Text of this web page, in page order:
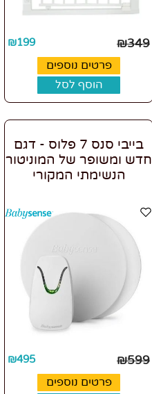
₪349
₪199
פרטים נוספים
הוסף לסל
בייבי סנס 7 פלוס - דגם
חדש ומשופר של המוניטור
הנשימתי המקורי
₪599
₪495
פרטים נוספים